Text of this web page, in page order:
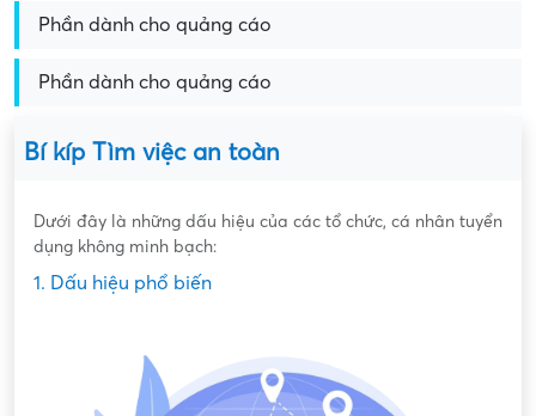
Phần dành cho quảng cáo
Phần dành cho quảng cáo
Bí kíp Tìm việc an toàn
Dưới đây là những dấu hiệu của các tổ chức, cá nhân tuyển
dụng không minh bạch:
1. Dấu hiệu phổ biến